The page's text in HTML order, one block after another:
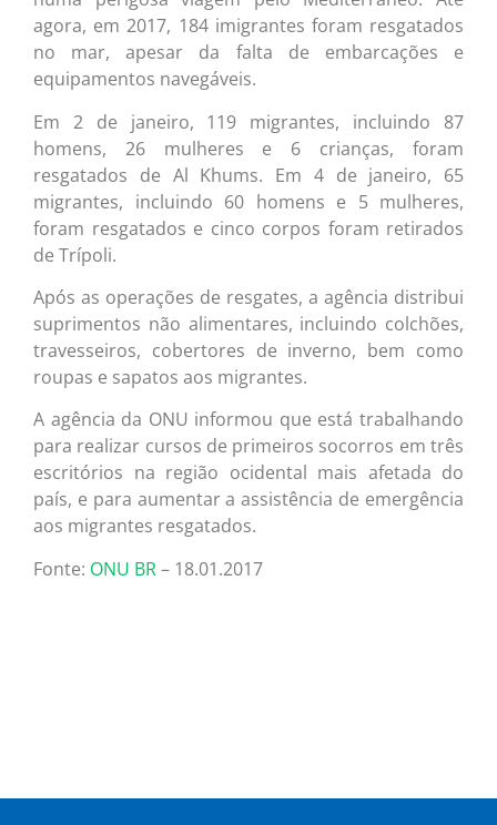
agora, em 2017, 184 imigrantes foram resgatados
no mar, apesar da falta de embarcações e
equipamentos navegáveis.
Em 2 de janeiro, 119 migrantes, incluindo 87
homens, 26 mulheres e 6 crianças, foram
resgatados de Al Khums. Em 4 de janeiro, 65
migrantes, incluindo 60 homens e 5 mulheres,
foram resgatados e cinco corpos foram retirados
de Trípoli.
Após as operações de resgates, a agência distribui
suprimentos não alimentares, incluindo colchões,
travesseiros, cobertores de inverno, bem como
roupas e sapatos aos migrantes.
A agência da ONU informou que está trabalhando
para realizar cursos de primeiros socorros em três
escritórios na região ocidental mais afetada do
país, e para aumentar a assistência de emergência
aos migrantes resgatados.
Fonte: ONU BR– 18.01.2017